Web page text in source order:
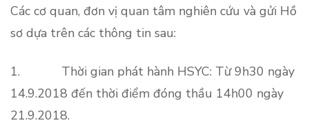
Các cơ quan, đơn vị quan tâm nghiên cứu và gửi Hồ
sơ dựa trên các thông tin sau:
1. Thời gian phát hành HSYC: Từ 9h30 ngày
14.9.2018 đến thời điểm đóng thầu 14h00 ngày
21.9.2018.